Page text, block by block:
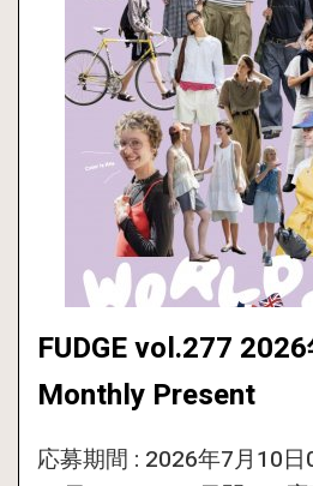
FUDGE vol.277
Monthly Present
応募期間 : 2026年7月10